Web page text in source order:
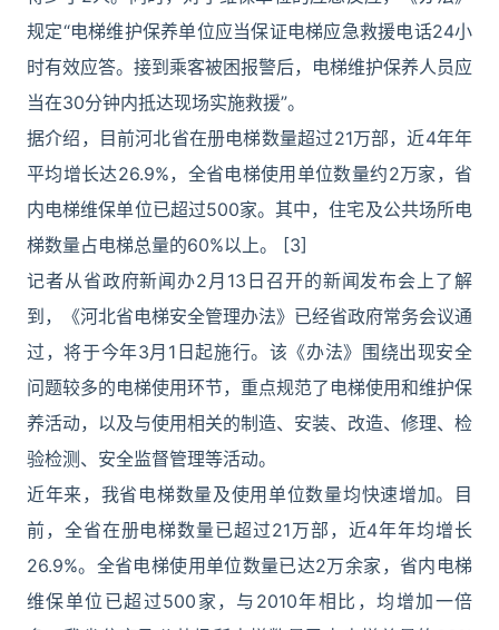
规定“电梯维护保养单位应当保证电梯应急救援电话24小
时有效应答。接到乘客被困报警后，电梯维护保养人员应
当在30分钟内抵达现场实施救援”。
据介绍，目前河北省在册电梯数量超过21万部，近4年年
平均增长达26.9%，全省电梯使用单位数量约2万家，省
内电梯维保单位已超过500家。其中，住宅及公共场所电
梯数量占电梯总量的60%以上。 [3]
记者从省政府新闻办2月13日召开的新闻发布会上了解
到，《河北省电梯安全管理办法》已经省政府常务会议通
过，将于今年3月1日起施行。该《办法》围绕出现安全
问题较多的电梯使用环节，重点规范了电梯使用和维护保
养活动，以及与使用相关的制造、安装、改造、修理、检
验检测、安全监督管理等活动。
近年来，我省电梯数量及使用单位数量均快速增加。目
前，全省在册电梯数量已超过21万部，近4年年均增长
26.9%。全省电梯使用单位数量已达2万余家，省内电梯
维保单位已超过500家，与2010年相比，均增加一倍